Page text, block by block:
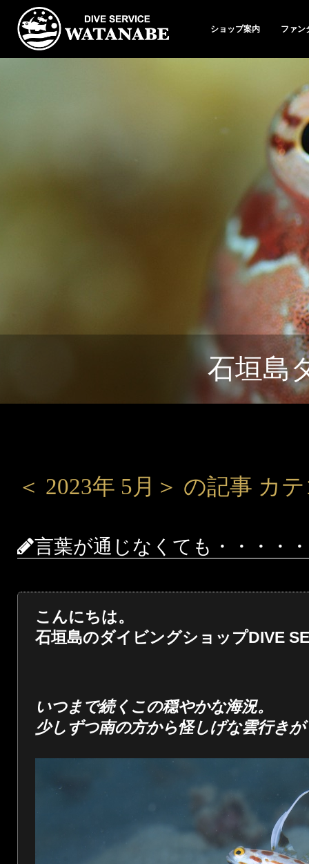
ショップ案内 ファン
石垣島
＜ 2023年 5月＞ の記事 カ
言葉が通じなくても・・・・
こんにちは。
石垣島のダイビングショップDIVE
いつまで続くこの穏やかな海況。
少しずつ南の方から怪しげな雲行き